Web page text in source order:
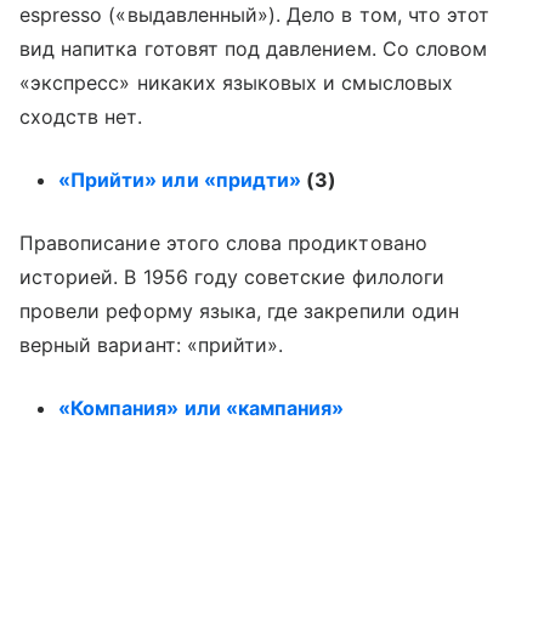
espresso («выдавленный»). Дело в том, что этот
вид напитка готовят под давлением. Со словом
«экспресс» никаких языковых и смысловых
сходств нет.
«Прийти» или «придти» (3)
Правописание этого слова продиктовано
историей. В 1956 году советские филологи
провели реформу языка, где закрепили один
верный вариант: «прийти».
«Компания» или «кампания»